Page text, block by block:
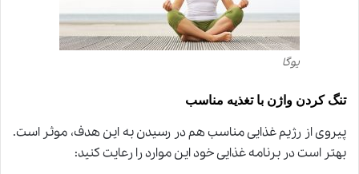
یوگا
تنگ کردن واژن با تغذیه مناسب
پیروی از رژیم غذایی مناسب هم در رسیدن به این هدف، موثر است.
بهتر است در برنامه غذایی خود این موارد را رعایت کنید: